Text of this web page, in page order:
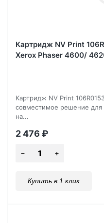
Картридж NV Print
Xerox Phaser 4600/
Картридж NV Print
совместимое решение для
на...
2 476 ₽
Купить в 1 клик